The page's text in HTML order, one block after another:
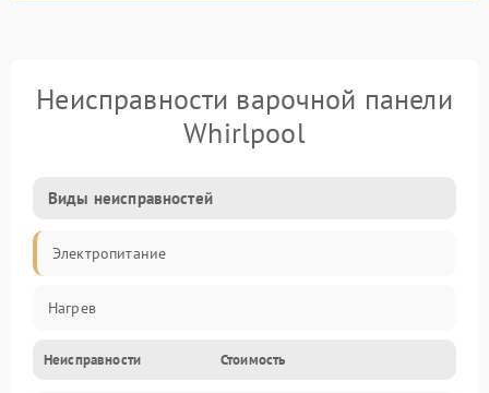
Неисправности варочной панели
Whirlpool
Виды неисправностей
Электропитание
Нагрев
Неисправности Стоимость